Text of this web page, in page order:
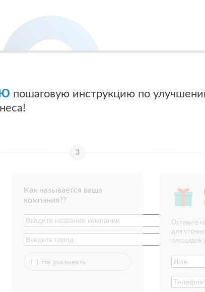
пошаговую инструкцию по
Как называется ваша
компания??
Не указывать
Оставьте
для
площадок